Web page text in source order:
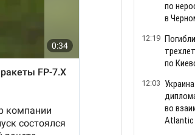
по
в
12:19
по
12:03
во
Atlantic